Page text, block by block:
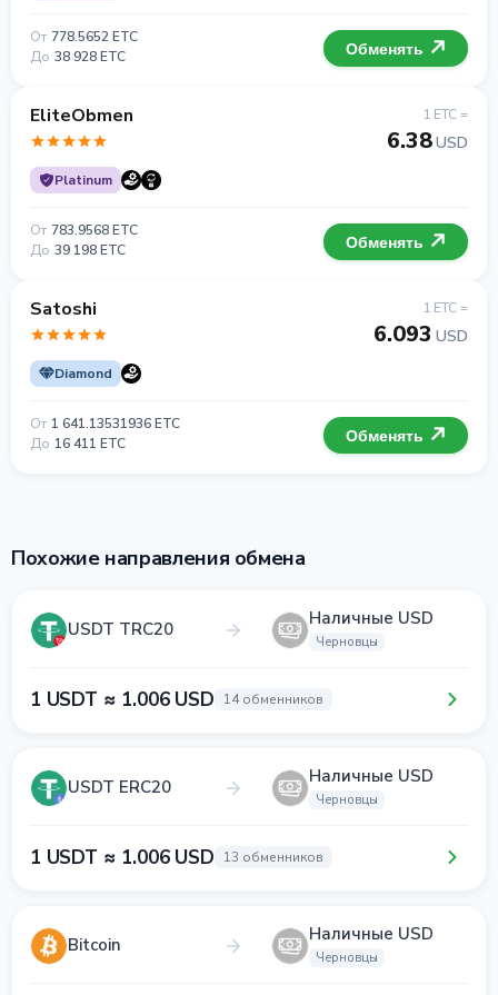
От 778.5652 ETC
До 38 928 ETC Обменять
EliteObmen
Platinum
1 ETC =
6.38USD
От 783.9568 ETC
До 39 198 ETC Обменять
Satoshi
Diamond
1 ETC =
6.093 USD
От 1 641.13531936 ETC
До 16 411 ETC Обменять
Похожие направления обмена
USDT TRC20 Наличные USD
Черновцы
1 USDT ≈ 1.006 USD 14 обменников
USDT ERC20 Наличные USD
Черновцы
1 USDT ≈ 1.006 USD 13 обменников
Bitcoin Наличные USD
Черновцы